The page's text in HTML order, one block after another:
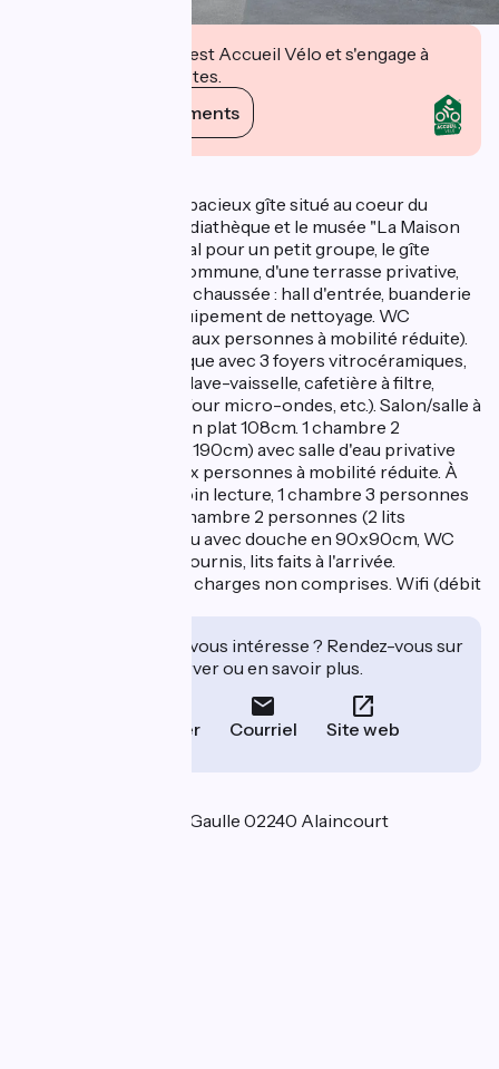
Cet établissement est Accueil Vélo et s'engage à
accueillir des cyclistes.
Voir ses engagements
Jour d'arrivée libre. Spacieux gîte situé au coeur du
village, jouxtant la médiathèque et le musée "La Maison
de Marie-Jeanne". Idéal pour un petit groupe, le gîte
dispose d'une cour commune, d'une terrasse privative,
d'un parking. Rez-de-chaussée : hall d'entrée, buanderie
avec lave-linge et équipement de nettoyage. WC
indépendant (adapté aux personnes à mobilité réduite).
Cuisine équipée (plaque avec 3 foyers vitrocéramiques,
four, hotte aspirante, lave-vaisselle, cafetière à filtre,
cafetière à dosettes, four micro-ondes, etc.). Salon/salle à
manger avec TV écran plat 108cm. 1 chambre 2
personnes (2 lits 90x190cm) avec salle d'eau privative
attenante adaptée aux personnes à mobilité réduite. À
l'étage : palier avec coin lecture, 1 chambre 3 personnes
(3 lits 90x190cm), 1 chambre 2 personnes (2 lits
90x190cm), salle d'eau avec douche en 90x90cm, WC
indépendant. Draps fournis, lits faits à l'arrivée.
Chauffage électrique, charges non comprises. Wifi (débit
Cet établissement vous intéresse ? Rendez-vous sur
leur site pour réserver ou en savoir plus.
Téléphoner Courriel Site web
39 rue du Général de Gaulle 02240 Alaincourt